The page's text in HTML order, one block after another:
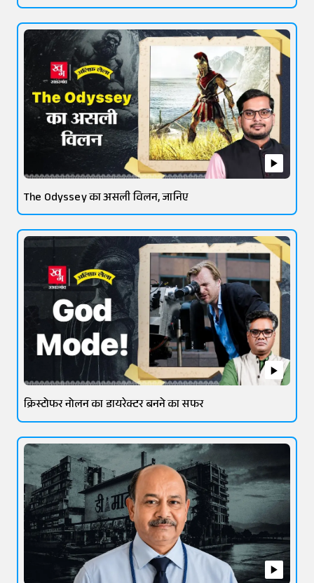
The Odyssey का असली विलन, जानिए
क्रिस्टोफर नोलन का डायरेक्टर बनने का सफर